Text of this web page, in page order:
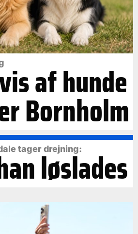
af hunde
Bornholm
tager drejning:
løslades